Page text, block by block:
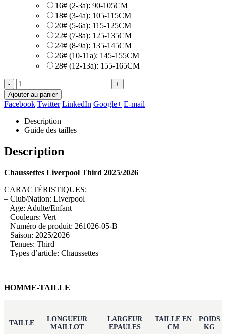
16# (2-3a): 90-105CM
18# (3-4a): 105-115CM
20# (5-6a): 115-125CM
22# (7-8a): 125-135CM
24# (8-9a): 135-145CM
26# (10-11a): 145-155CM
28# (12-13a): 155-165CM
-
+
Ajouter au panier
Facebook Twitter LinkedIn Google+ E-mail
Description
Guide des tailles
Description
Chaussettes Liverpool Third 2025/2026
CARACTÉRISTIQUES:
– Club/Nation: Liverpool
– Age: Adulte/Enfant
– Couleurs: Vert
– Numéro de produit: 261026-05-B
– Saison: 2025/2026
– Tenues: Third
– Types d’article: Chaussettes
HOMME-TAILLE
TAILLE
LONGUEUR
MAILLOT
LARGEUR
EPAULES
TAILLE EN
CM
POIDS
KG